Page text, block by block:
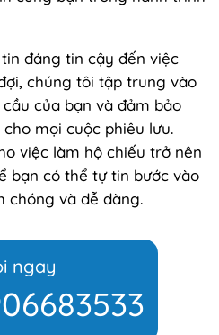
đáng tin cậy đến việc
chúng tôi tập trung vào
của bạn và đảm bảo
mọi cuộc phiêu lưu.
việc làm hộ chiếu trở nên
bạn có thể tự tin bước vào
chóng và dễ dàng.
ngay